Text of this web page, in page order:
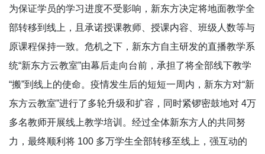
为保证学员的学习进度不受影响，新东方决定将地面教学全
部转移到线上，且承诺授课教师、授课内容、班级人数等与
原课程保持一致。危机之下，新东方自主研发的直播教学系
统“新东方云教室”由幕后走向台前，承担了将全部线下教学
“搬”到线上的使命。疫情发生后的短短一周内，新东方对“新
东方云教室”进行了多轮升级和扩容，同时紧锣密鼓地对 4万
多名教师开展线上教学培训。经过全体新东方人的共同努
力，最终顺利将 100 多万学生全部转移至线上，强互动的